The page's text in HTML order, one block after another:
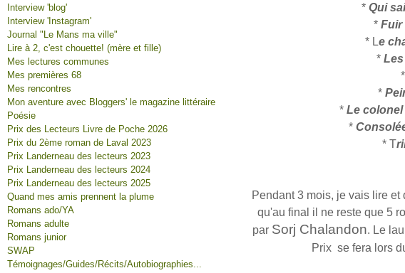
Interview 'blog'
Interview 'Instagram'
Journal "Le Mans ma ville"
Lire à 2, c'est chouette! (mère et fille)
Mes lectures communes
Mes premières 68
Mes rencontres
Mon aventure avec Bloggers' le magazine littéraire
Poésie
Prix des Lecteurs Livre de Poche 2026
Prix du 2ème roman de Laval 2023
Prix Landerneau des lecteurs 2023
Prix Landerneau des lecteurs 2024
Prix Landerneau des lecteurs 2025
Quand mes amis prennent la plume
Romans ado/YA
Romans adulte
Romans junior
SWAP
Témoignages/Guides/Récits/Autobiographies...
* Qui
* Fuir
* Le
*
*
*
* Le
*
* T
Pendant 3 mois, je vais lire
qu'au final il ne reste que 5
par Sorj Chalandon. Le
Prix se fera lors